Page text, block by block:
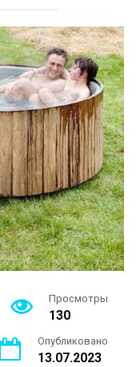
Просмотры
130
Опубликовано
13.07.2023